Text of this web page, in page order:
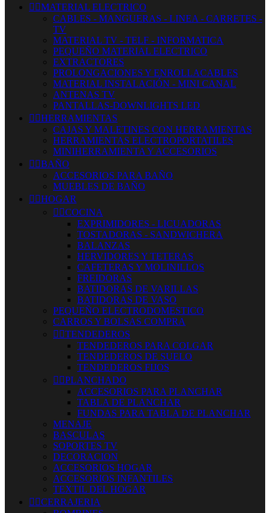
 MATERIAL ELECTRICO
CABLES - MANGUERAS - LINEA - CARRETES -
TV
MATERIAL TV - TELF - INFORMATICA
PEQUEÑO MATERIAL ELECTRICO
EXTRACTORES
PROLONGACIONES Y ENROLLACABLES
MATERIAL INSTALACIÓN - MINI CANAL
ANTENAS TV
PANTALLAS-DOWNLIGHTS LED
 HERRAMIENTAS
CAJAS Y MALETINES CON HERRAMIENTAS
HERRAMIENTAS ELECTROPORTATILES
MINIHERRAMIENTA Y ACCESORIOS
 BAÑO
ACCESORIOS PARA BAÑO
MUEBLES DE BAÑO
 HOGAR
 COCINA
EXPRIMIDORES - LICUADORAS
TOSTADORAS - SANDWICHERA
BALANZAS
HERVIDORES Y TETERAS
CAFETERAS Y MOLINILLOS
FREIDORAS
BATIDORAS DE VARILLAS
BATIDORAS DE VASO
PEQUEÑO ELECTRODOMESTICO
CARROS Y BOLSAS COMPRA
 TENDEDEROS
TENDEDEROS PARA COLGAR
TENDEDEROS DE SUELO
TENDEDEROS FIJOS
 PLANCHADO
ACCESORIOS PARA PLANCHAR
TABLA DE PLANCHAR
FUNDAS PARA TABLA DE PLANCHAR
MENAJE
BASCULAS
SOPORTES TV
DECORACION
ACCESORIOS HOGAR
ACCESORIOS INFANTILES
TEXTIL DEL HOGAR
 CERRAJERIA